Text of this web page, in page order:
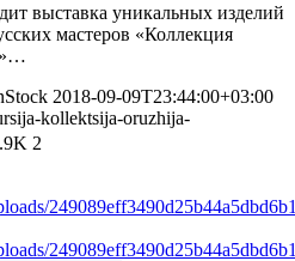
выставка уникальных изделий
мастеров «Коллекция
2018-09-09T23:44:00+03:00
kollektsija-oruzhija-
2